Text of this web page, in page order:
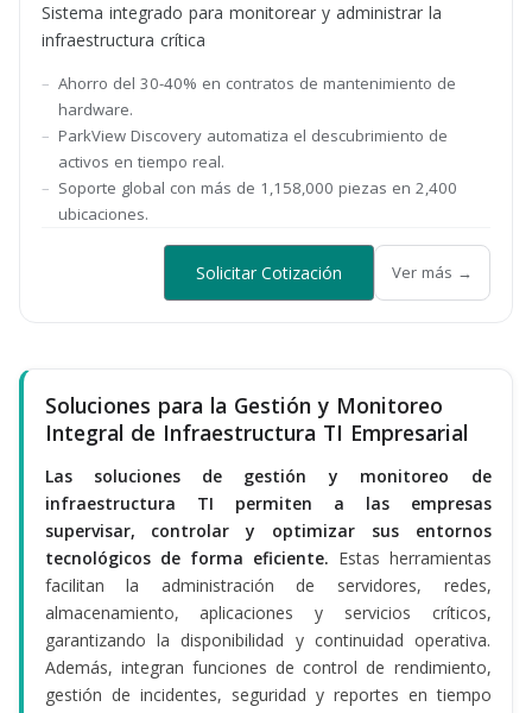
Sistema integrado para monitorear y administrar la
infraestructura crítica
Ahorro del 30-40% en contratos de mantenimiento de
hardware.
ParkView Discovery automatiza el descubrimiento de
activos en tiempo real.
Soporte global con más de 1,158,000 piezas en 2,400
ubicaciones.
Solicitar Cotización Ver más →
Soluciones para la Gestión y Monitoreo
Integral de Infraestructura TI Empresarial
Las soluciones de gestión y monitoreo de
infraestructura TI permiten a las empresas
supervisar, controlar y optimizar sus entornos
tecnológicos de forma eficiente. Estas herramientas
facilitan la administración de servidores, redes,
almacenamiento, aplicaciones y servicios críticos,
garantizando la disponibilidad y continuidad operativa.
Además, integran funciones de control de rendimiento,
gestión de incidentes, seguridad y reportes en tiempo